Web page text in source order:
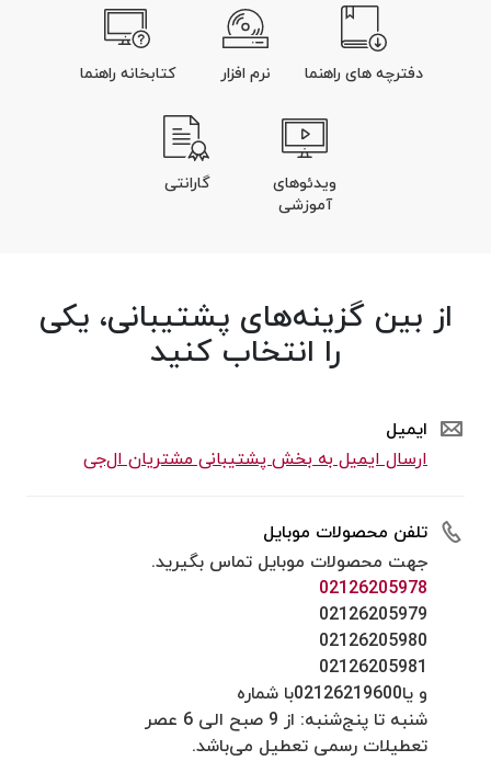
دفترچه های راهنما نرم افزار کتابخانه راهنما
ویدئوهای
آموزشی
گارانتی
از بین گزینه‌های پشتیبانی، یکی
را انتخاب کنید
ایمیل
ارسال ایمیل به بخش پشتیبانی مشتریان ال‌جی
تلفن محصولات موبایل
جهت محصولات موبایل تماس بگیرید.
02126205978
02126205979
02126205980
02126205981
و یا02126219600با شماره
شنبه تا پنج‌شنبه: از 9 صبح الی 6 عصر
تعطیلات رسمی تعطیل می‌باشد.